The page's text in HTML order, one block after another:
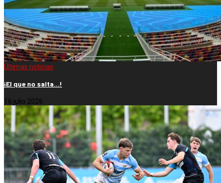
Últimas noticias
¡El que no salta…!
16 julio 2026